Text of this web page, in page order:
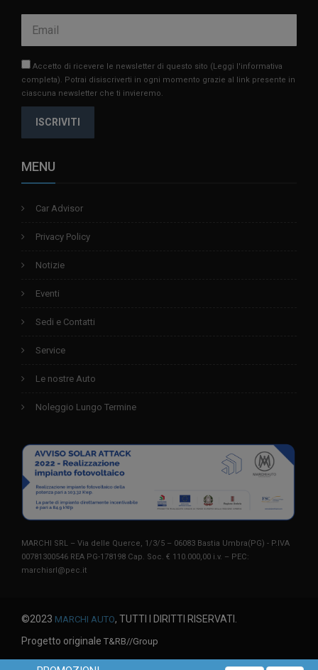
Accetto di ricevere le newsletter di questo sito (Leggi l'informativa
completa). Potrai disiscriverti in ogni momento grazie al link presente in
ciascuna newsletter che ti invieremo.
ISCRIVITI
MENU
Car Advisor
Privacy Policy
Notizie
Eventi
Sedi e Contatti
Service
Le nostre Auto
Noleggio Lungo Termine
MARCHI SRL – Via delle Querce, 1/3/5 – 06083 Bastia Umbra(PG) - P.IVA
00781300546 REA PG-178198 Cap. Soc. € 110.000,00 i.v. – PEC:
marchisrl@pec.it
©2023 MARCHI AUTO, TUTTI I DIRITTI RISERVATI.
Progetto originale T&RB//Group